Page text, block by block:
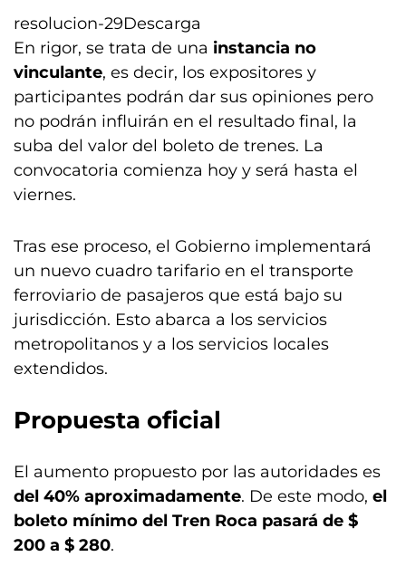
resolucion-29Descarga
En rigor, se trata de una instancia no
vinculante, es decir, los expositores y
participantes podrán dar sus opiniones pero
no podrán influirán en el resultado final, la
suba del valor del boleto de trenes. La
convocatoria comienza hoy y será hasta el
viernes.
Tras ese proceso, el Gobierno implementará
un nuevo cuadro tarifario en el transporte
ferroviario de pasajeros que está bajo su
jurisdicción. Esto abarca a los servicios
metropolitanos y a los servicios locales
extendidos.
Propuesta oficial
El aumento propuesto por las autoridades es
del 40% aproximadamente. De este modo, el
boleto mínimo del Tren Roca pasará de $
200 a $ 280.